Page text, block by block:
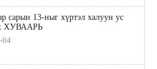
сарын 13-ныг хүртэл халуун ус
ХУВААРЬ
04